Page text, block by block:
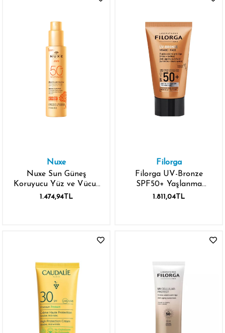
Nuxe
Nuxe Sun Güneş
Koruyucu Yüz ve Vücut
Sütü Spf 50 150 ml
1.474,94TL
Filorga
Filorga UV-Bronze
SPF50+ Yaşlanma
Karşıtı Sıvı Güneş Kremi
1.811,04TL